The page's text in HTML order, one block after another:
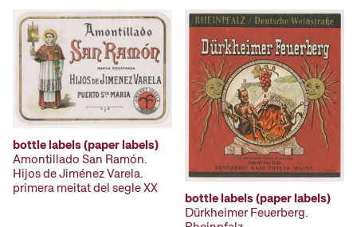
bottle labels (paper labels)
Amontillado San Ramón.
Hijos de Jiménez Varela.
primera meitat del segle XX
bottle labels (paper labels)
Dürkheimer Feuerberg.